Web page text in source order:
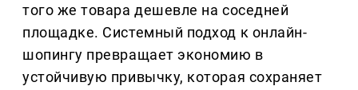
того же товара дешевле на соседней
площадке. Системный подход к онлайн-
шопингу превращает экономию в
устойчивую привычку, которая сохраняет